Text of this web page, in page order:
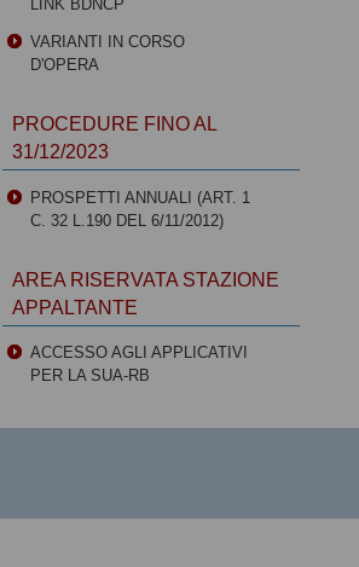
LINK BDNCP
VARIANTI IN CORSO
D'OPERA
PROCEDURE FINO AL
31/12/2023
PROSPETTI ANNUALI (ART. 1
C. 32 L.190 DEL 6/11/2012)
AREA RISERVATA STAZIONE
APPALTANTE
ACCESSO AGLI APPLICATIVI
PER LA SUA-RB